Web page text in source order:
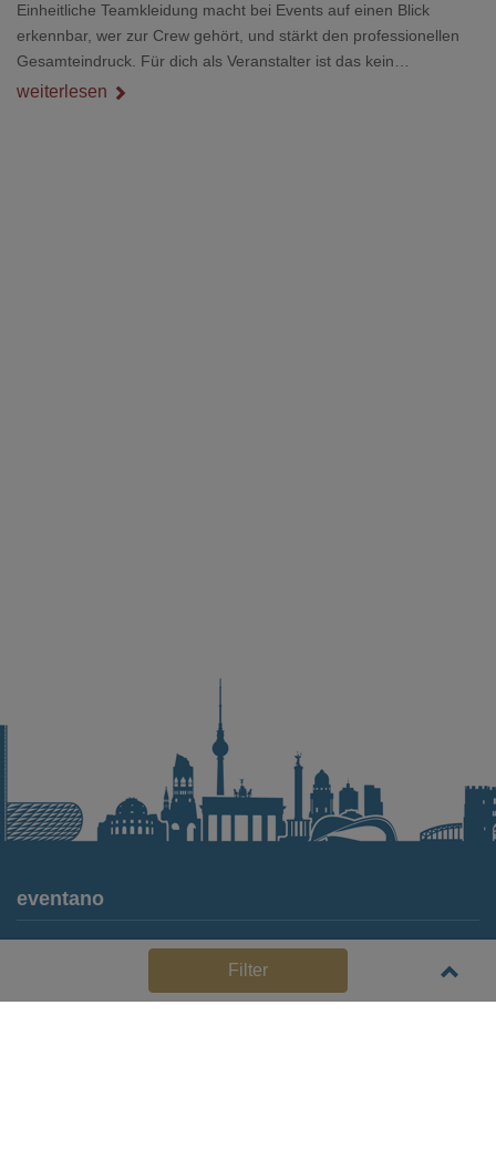
Filter
Einheitliche Teamkleidung macht bei Events auf einen Blick
erkennbar, wer zur Crew gehört, und stärkt den professionellen
Gesamteindruck. Für dich als Veranstalter ist das kein
Nebenthema: Bei Textilien mit Stickerei oder mehreren
weiterlesen
eventano